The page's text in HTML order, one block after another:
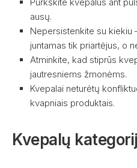
ausų.
Nepersistenkite su kiekiu
juntamas tik priartėjus, o
Atminkite, kad stiprūs
jautresniems žmonėms.
Kvepalai neturėtų
kvapniais produktais.
Kvepalų